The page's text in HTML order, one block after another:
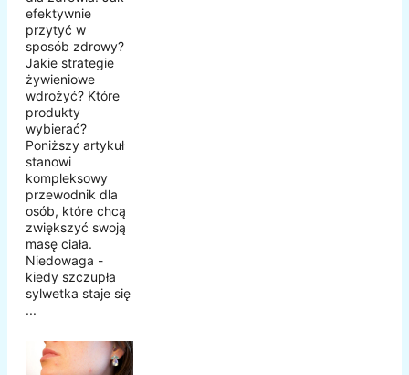
efektywnie
przytyć w
sposób zdrowy?
Jakie strategie
żywieniowe
wdrożyć? Które
produkty
wybierać?
Poniższy artykuł
stanowi
kompleksowy
przewodnik dla
osób, które chcą
zwiększyć swoją
masę ciała.
Niedowaga -
kiedy szczupła
sylwetka staje się
...